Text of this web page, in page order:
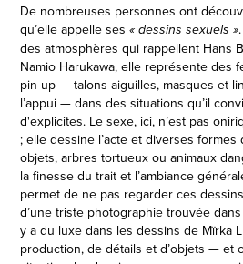
De nombreuses personnes ont
qu’elle appelle ses« dessins sexuels »
des atmosphères qui rappellent Hans
Namio Harukawa, elle représente des
pin-up — talons aiguilles, masques et
l’appui — dans des situations qu’il
d'explicites. Le sexe, ici, n’est pas
; elle dessine l’acte et diverses
objets, arbres tortueux ou animaux
la finesse du trait et l’ambiance
permet de ne pas regarder ces
d’une triste photographie trouvée
y a du luxe dans les dessins de Mïrka
production, de détails et d’objets — et